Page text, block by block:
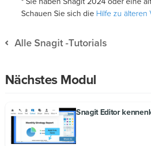
Schauen Sie sich die Hilfe zu älteren
Alle Snagit -Tutorials
Nächstes Modul
Snagit Editor